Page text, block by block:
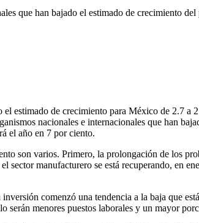
que han bajado el estimado de crecimiento del
de crecimiento para México de 2.7 a
nacionales e internacionales que han
el año en 7 por ciento.
son varios. Primero, la prolongación de los
manufacturero se está recuperando, en
comenzó una tendencia a la baja que
serán menores puestos laborales y un mayor